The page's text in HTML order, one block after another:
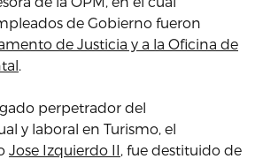
de Gobierno fueron
de Justicia y a la Oficina de
.
perpetrador del
y laboral en Turismo, el
Jose Izquierdo II, fue destituido de